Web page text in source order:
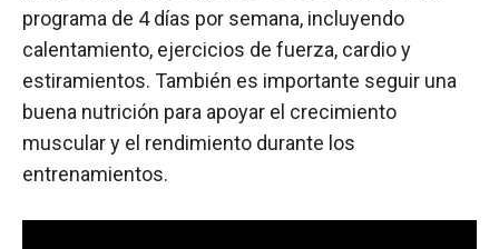
programa de 4 días por semana, incluyendo
calentamiento, ejercicios de fuerza, cardio y
estiramientos. También es importante seguir una
buena nutrición para apoyar el crecimiento
muscular y el rendimiento durante los
entrenamientos.